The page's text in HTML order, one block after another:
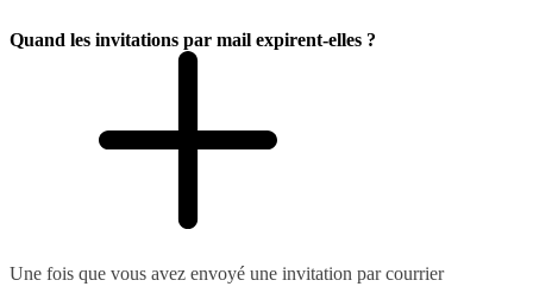
Quand les invitations par mail expirent-elles ?
Une fois que vous avez envoyé une invitation par courrier